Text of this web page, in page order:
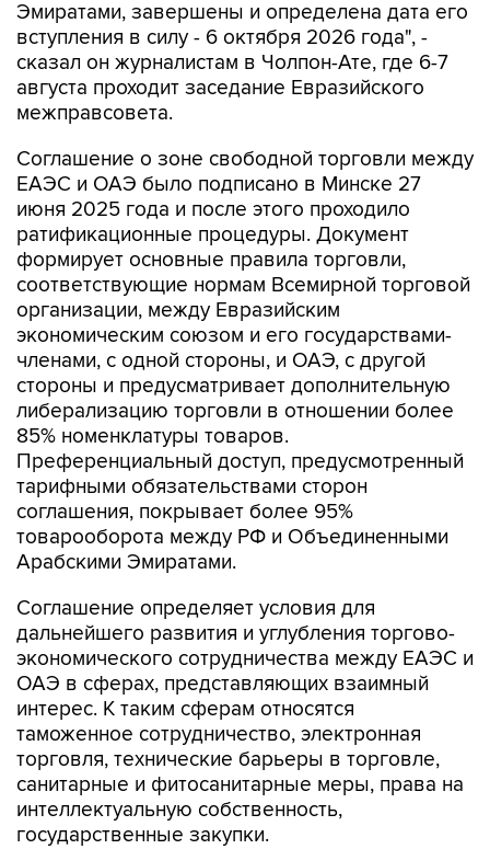
Эмиратами, завершены и определена дата его
вступления в силу - 6 октября 2026 года", -
сказал он журналистам в Чолпон-Ате, где 6-7
августа проходит заседание Евразийского
межправсовета.
Соглашение о зоне свободной торговли между
ЕАЭС и ОАЭ было подписано в Минске 27
июня 2025 года и после этого проходило
ратификационные процедуры. Документ
формирует основные правила торговли,
соответствующие нормам Всемирной торговой
организации, между Евразийским
экономическим союзом и его государствами-
членами, с одной стороны, и ОАЭ, с другой
стороны и предусматривает дополнительную
либерализацию торговли в отношении более
85% номенклатуры товаров.
Преференциальный доступ, предусмотренный
тарифными обязательствами сторон
соглашения, покрывает более 95%
товарооборота между РФ и Объединенными
Арабскими Эмиратами.
Соглашение определяет условия для
дальнейшего развития и углубления торгово-
экономического сотрудничества между ЕАЭС и
ОАЭ в сферах, представляющих взаимный
интерес. К таким сферам относятся
таможенное сотрудничество, электронная
торговля, технические барьеры в торговле,
санитарные и фитосанитарные меры, права на
интеллектуальную собственность,
государственные закупки.